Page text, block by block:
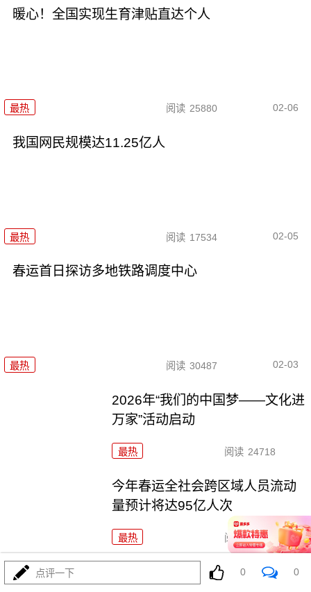
暖心！全国实现生育津贴直达个人
最热 阅读 25880 02-06
我国网民规模达11.25亿人
最热 阅读 17534 02-05
春运首日探访多地铁路调度中心
最热 阅读 30487 02-03
2026年“我们的中国梦——文化进
万家”活动启动
最热 阅读 24718
今年春运全社会跨区域人员流动
量预计将达95亿人次
最热 阅读 24343
两部门：全面推行急难事项“小额
点评一下 0 0